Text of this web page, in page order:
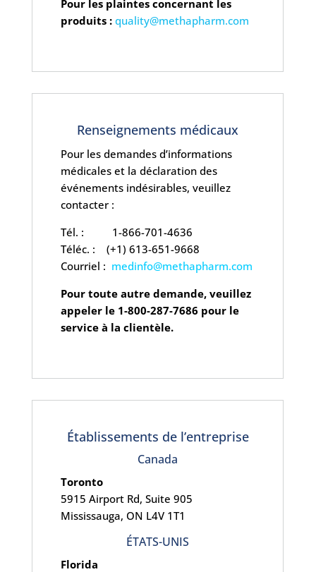
Pour les plaintes concernant les
produits : quality@methapharm.com
Renseignements médicaux
Pour les demandes d’informations
médicales et la déclaration des
événements indésirables, veuillez
contacter :
Tél. : 1-866-701-4636
Téléc. : (+1) 613-651-9668
Courriel : medinfo@methapharm.com
Pour toute autre demande, veuillez
appeler le 1-800-287-7686 pour le
service à la clientèle.
Établissements de l’entreprise
Canada
Toronto
5915 Airport Rd, Suite 905
Mississauga, ON L4V 1T1
ÉTATS-UNIS
Florida